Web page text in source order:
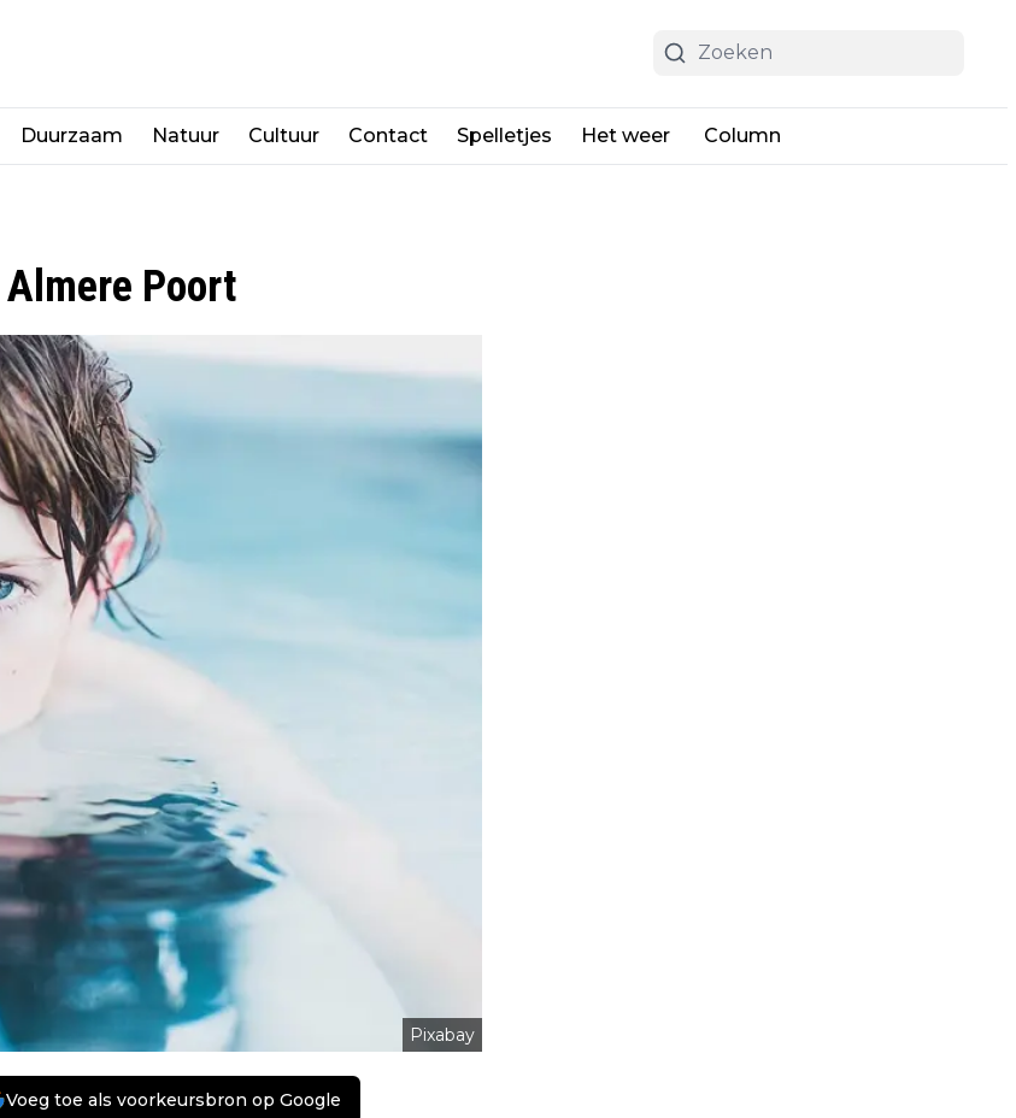
Duurzaam Natuur Cultuur Contact Spelletjes Het weer Column
Poort
Pixabay
Voeg toe als voorkeursbron op Google